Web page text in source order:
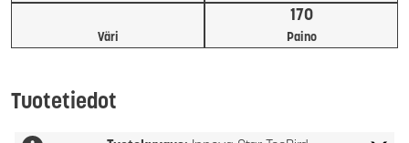
Väri Paino
170
Tuotetiedot